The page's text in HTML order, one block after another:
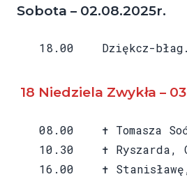
Sobota – 02.08.2025r.
18.00 Dziękcz-
18 Niedziela Zwykła –
08.00 ✝ Tomasza
10.30 ✝ Ryszarda,
16.00 ✝ Stanisławę,